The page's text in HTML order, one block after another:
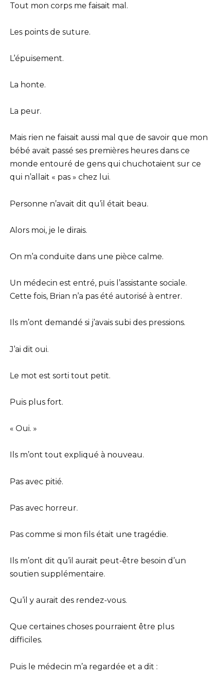
Tout mon corps me faisait mal.
Les points de suture.
L’épuisement.
La honte.
La peur.
Mais rien ne faisait aussi mal que de savoir que mon
bébé avait passé ses premières heures dans ce
monde entouré de gens qui chuchotaient sur ce
qui n’allait « pas » chez lui.
Personne n’avait dit qu’il était beau.
Alors moi, je le dirais.
On m’a conduite dans une pièce calme.
Un médecin est entré, puis l’assistante sociale.
Cette fois, Brian n’a pas été autorisé à entrer.
Ils m’ont demandé si j’avais subi des pressions.
J’ai dit oui.
Le mot est sorti tout petit.
Puis plus fort.
« Oui. »
Ils m’ont tout expliqué à nouveau.
Pas avec pitié.
Pas avec horreur.
Pas comme si mon fils était une tragédie.
Ils m’ont dit qu’il aurait peut-être besoin d’un
soutien supplémentaire.
Qu’il y aurait des rendez-vous.
Que certaines choses pourraient être plus
difficiles.
Puis le médecin m’a regardée et a dit :